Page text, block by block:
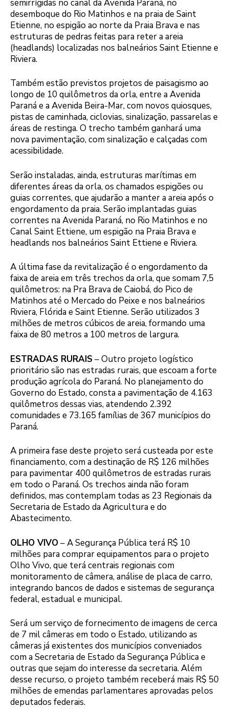
semirrígidas no canal da Avenida Paraná, no
desemboque do Rio Matinhos e na praia de Saint
Etienne, no espigão ao norte da Praia Brava e nas
estruturas de pedras feitas para reter a areia
(headlands) localizadas nos balneários Saint Etienne e
Riviera.
Também estão previstos projetos de paisagismo ao
longo de 10 quilômetros da orla, entre a Avenida
Paraná e a Avenida Beira-Mar, com novos quiosques,
pistas de caminhada, ciclovias, sinalização, passarelas e
áreas de restinga. O trecho também ganhará uma
nova pavimentação, com sinalização e calçadas com
acessibilidade.
Serão instaladas, ainda, estruturas marítimas em
diferentes áreas da orla, os chamados espigões ou
guias correntes, que ajudarão a manter a areia após o
engordamento da praia. Serão implantadas guias
correntes na Avenida Paraná, no Rio Matinhos e no
Canal Saint Ettiene, um espigão na Praia Brava e
headlands nos balneários Saint Ettiene e Riviera.
A última fase da revitalização é o engordamento da
faixa de areia em três trechos da orla, que somam 7,5
quilômetros: na Pra Brava de Caiobá, do Pico de
Matinhos até o Mercado do Peixe e nos balneários
Riviera, Flórida e Saint Etienne. Serão utilizados 3
milhões de metros cúbicos de areia, formando uma
faixa de 80 metros a 100 metros de largura.
ESTRADAS RURAIS – Outro projeto logístico
prioritário são nas estradas rurais, que escoam a forte
produção agrícola do Paraná. No planejamento do
Governo do Estado, consta a pavimentação de 4.163
quilômetros dessas vias, atendendo 2.392
comunidades e 73.165 famílias de 367 municípios do
Paraná.
A primeira fase deste projeto será custeada por este
financiamento, com a destinação de R$ 126 milhões
para pavimentar 400 quilômetros de estradas rurais
em todo o Paraná. Os trechos ainda não foram
definidos, mas contemplam todas as 23 Regionais da
Secretaria de Estado da Agricultura e do
Abastecimento.
OLHO VIVO– A Segurança Pública terá R$ 10
milhões para comprar equipamentos para o projeto
Olho Vivo, que terá centrais regionais com
monitoramento de câmera, análise de placa de carro,
integrando bancos de dados e sistemas de segurança
federal, estadual e municipal.
Será um serviço de fornecimento de imagens de cerca
de 7 mil câmeras em todo o Estado, utilizando as
câmeras já existentes dos municípios conveniados
com a Secretaria de Estado da Segurança Pública e
outras que sejam do interesse da secretaria. Além
desse recurso, o projeto também receberá mais R$ 50
milhões de emendas parlamentares aprovadas pelos
deputados federais.